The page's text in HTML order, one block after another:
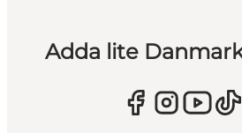
Adda lite